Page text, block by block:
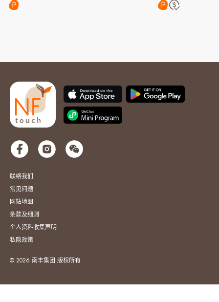
联络我们
常见问题
网站地图
条款及细则
个人资料收集声明
私隐政策
© 2026 南丰集团 版权所有